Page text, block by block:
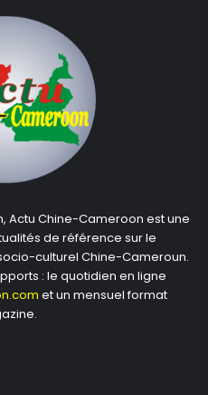
Actu Chine-Cameroon est une
de référence sur le
culturel Chine-Cameroun.
: le quotidien en ligne
et un mensuel format